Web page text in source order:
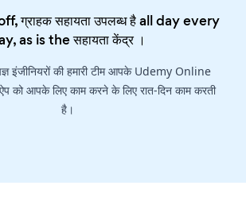
ग्राहक सहायता उपलब्ध है all day every
as is theसहायता केंद्र।
इंजीनियरों की हमारी टीम आपके Udemy Online
आपके लिए काम करने के लिए रात-दिन काम करती
है।